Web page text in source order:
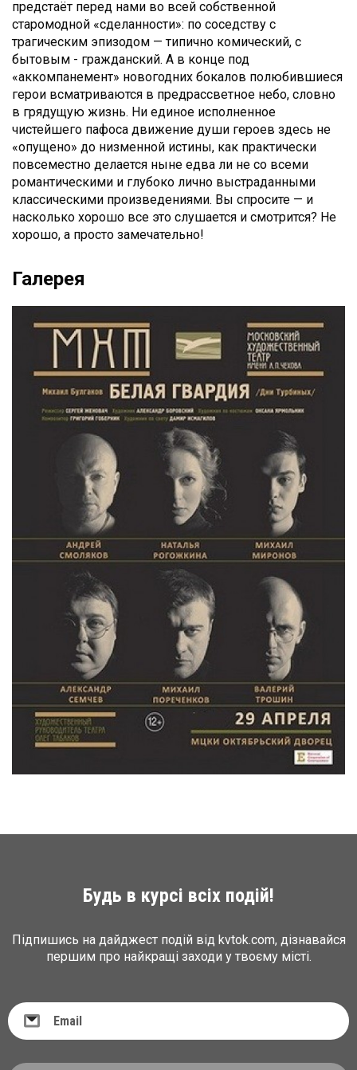
предстаёт перед нами во всей собственной
старомодной «сделанности»: по соседству с
трагическим эпизодом — типично комический, с
бытовым - гражданский. А в конце под
«аккомпанемент» новогодних бокалов полюбившиеся
герои всматриваются в предрассветное небо, словно
в грядущую жизнь. Ни единое исполненное
чистейшего пафоса движение души героев здесь не
«опущено» до низменной истины, как практически
повсеместно делается ныне едва ли не со всеми
романтическими и глубоко лично выстраданными
классическими произведениями. Вы спросите — и
насколько хорошо все это слушается и смотрится? Не
хорошо, а просто замечательно!
Галерея
Будь в курсі всіх подій!
Підпишись на дайджест подій від kvtok.com, дізнавайся
першим про найкращі заходи у твоєму місті.